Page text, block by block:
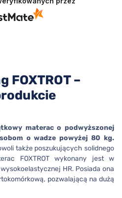
FOXTROT –
materac o podwyższonej
o wadze powyżej 80 kg.
także poszukujących solidnego
FOXTROT wykonany jest w
HR. Posiada ona
pozwalającą na dużą